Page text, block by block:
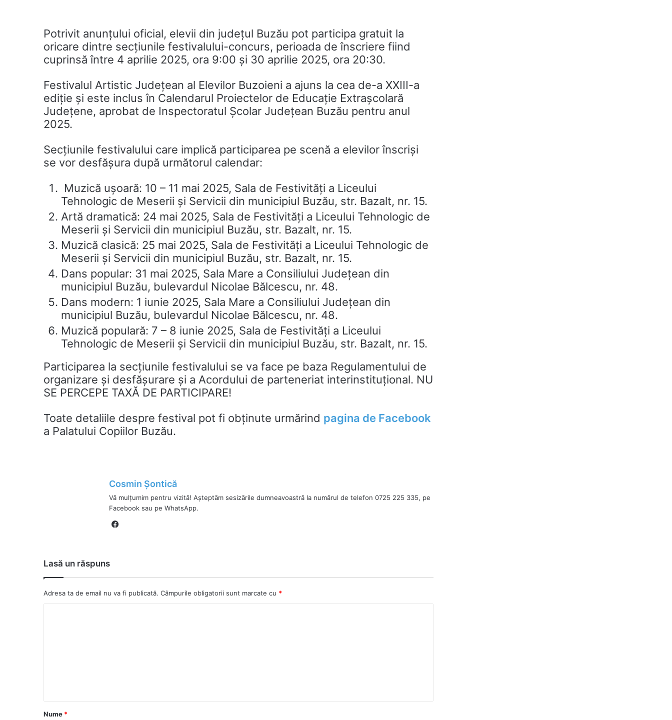
Potrivit anunțului oficial, elevii din județul Buzău pot participa gratuit la
oricare dintre secțiunile festivalului-concurs, perioada de înscriere fiind
cuprinsă între 4 aprilie 2025, ora 9:00 și 30 aprilie 2025, ora 20:30.
Festivalul Artistic Județean al Elevilor Buzoieni a ajuns la cea de-a XXIII-a
ediție și este inclus în Calendarul Proiectelor de Educație Extrașcolară
Județene, aprobat de Inspectoratul Școlar Județean Buzău pentru anul
2025.
Secțiunile festivalului care implică participarea pe scenă a elevilor înscriși
se vor desfășura după următorul calendar:
Muzică ușoară: 10 – 11 mai 2025, Sala de Festivități a Liceului
Tehnologic de Meserii și Servicii din municipiul Buzău, str. Bazalt, nr. 15.
Artă dramatică: 24 mai 2025, Sala de Festivități a Liceului Tehnologic de
Meserii și Servicii din municipiul Buzău, str. Bazalt, nr. 15.
Muzică clasică: 25 mai 2025, Sala de Festivități a Liceului Tehnologic de
Meserii și Servicii din municipiul Buzău, str. Bazalt, nr. 15.
Dans popular: 31 mai 2025, Sala Mare a Consiliului Județean din
municipiul Buzău, bulevardul Nicolae Bălcescu, nr. 48.
Dans modern: 1 iunie 2025, Sala Mare a Consiliului Județean din
municipiul Buzău, bulevardul Nicolae Bălcescu, nr. 48.
Muzică populară: 7 – 8 iunie 2025, Sala de Festivități a Liceului
Tehnologic de Meserii și Servicii din municipiul Buzău, str. Bazalt, nr. 15.
Participarea la secțiunile festivalului se va face pe baza Regulamentului de
organizare și desfășurare și a Acordului de parteneriat interinstituțional. NU
SE PERCEPE TAXĂ DE PARTICIPARE!
Toate detaliile despre festival pot fi obținute urmărind pagina de Facebook
a Palatului Copiilor Buzău.
Cosmin Șontică
Vă mulțumim pentru vizită! Așteptăm sesizările dumneavoastră la numărul de telefon 0725 225 335, pe
Facebook sau pe WhatsApp.
Lasă un răspuns
Adresa ta de email nu va fi publicată. Câmpurile obligatorii sunt marcate cu *
a
r
Nume *